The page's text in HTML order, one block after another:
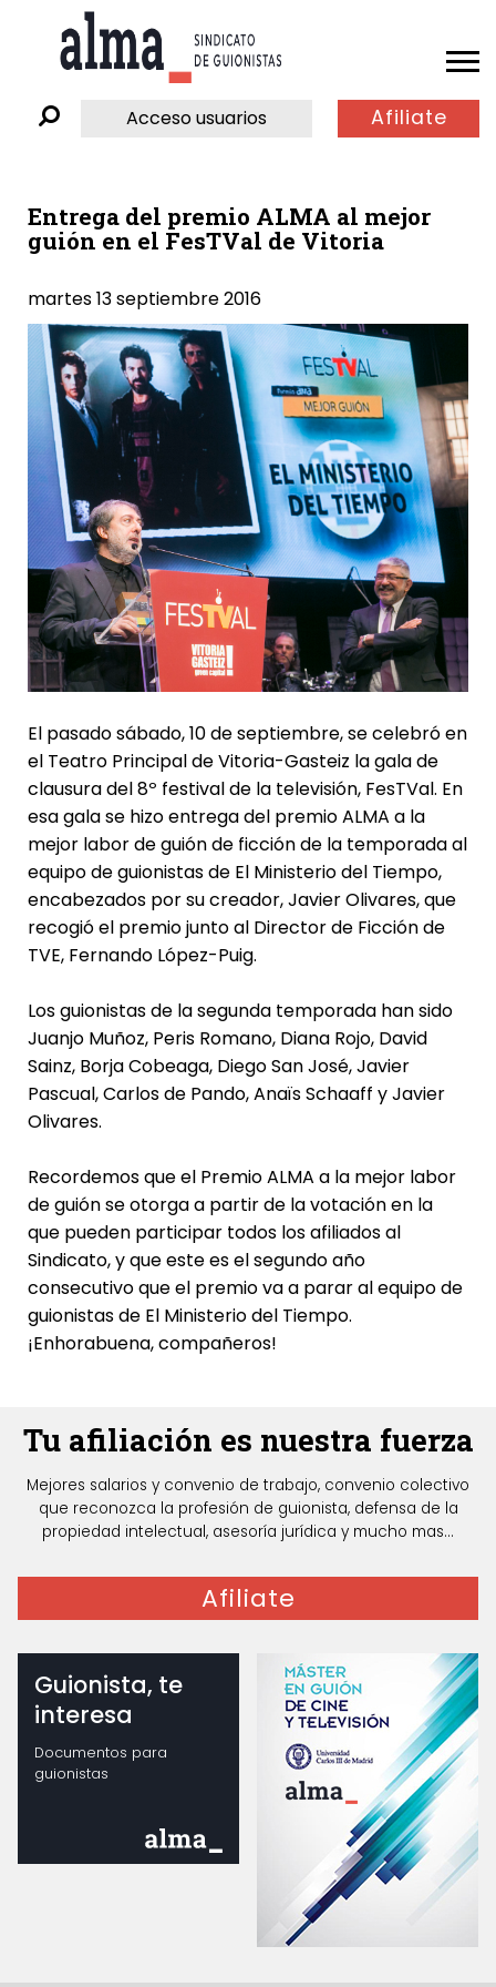
Acceso usuarios Afiliate
Entrega del premio ALMA al mejor
guión en el FesTVal de Vitoria
martes 13 septiembre 2016
El pasado sábado, 10 de septiembre, se celebró en
el Teatro Principal de Vitoria-Gasteiz la gala de
clausura del 8º festival de la televisión, FesTVal. En
esa gala se hizo entrega del premio ALMA a la
mejor labor de guión de ficción de la temporada al
equipo de guionistas de El Ministerio del Tiempo,
encabezados por su creador, Javier Olivares, que
recogió el premio junto al Director de Ficción de
TVE, Fernando López-Puig.
Los guionistas de la segunda temporada han sido
Juanjo Muñoz, Peris Romano, Diana Rojo, David
Sainz, Borja Cobeaga, Diego San José, Javier
Pascual, Carlos de Pando, Anaïs Schaaff y Javier
Olivares.
Recordemos que el Premio ALMA a la mejor labor
de guión se otorga a partir de la votación en la
que pueden participar todos los afiliados al
Sindicato, y que este es el segundo año
consecutivo que el premio va a parar al equipo de
guionistas de El Ministerio del Tiempo.
¡Enhorabuena, compañeros!
Tu afiliación es nuestra fuerza
Mejores salarios y convenio de trabajo, convenio colectivo
que reconozca la profesión de guionista, defensa de la
propiedad intelectual, asesoría jurídica y mucho mas...
Afiliate
Guionista, te
interesa
Documentos para
guionistas